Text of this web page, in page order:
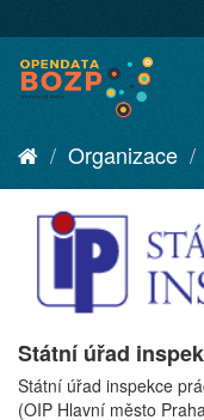
Organizace
Státní úřad
Státní úřad inspekce
(OIP Hlavní město